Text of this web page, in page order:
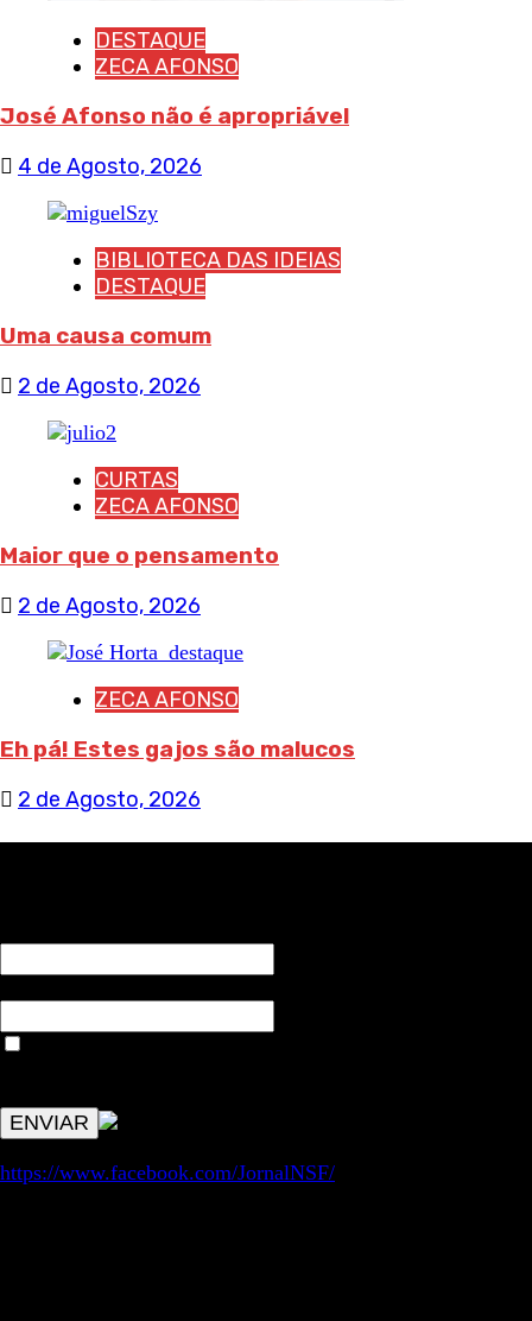
DESTAQUE
ZECA AFONSO
José Afonso não é apropriável
4 de Agosto, 2026
BIBLIOTECA DAS IDEIAS
DESTAQUE
Uma causa comum
2 de Agosto, 2026
CURTAS
ZECA AFONSO
Maior que o pensamento
2 de Agosto, 2026
ZECA AFONSO
Eh pá! Estes gajos são malucos
2 de Agosto, 2026
https://www.facebook.com/JornalNSF/